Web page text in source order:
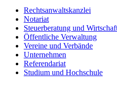
Rechtsanwaltskanzlei
Notariat
Steuerberatung und
Öffentliche Verwaltung
Vereine und Verbände
Unternehmen
Referendariat
Studium und Hochschule